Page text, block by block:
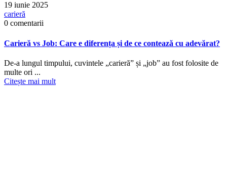
19 iunie 2025
carieră
0 comentarii
Carieră vs Job: Care e diferența și de ce contează cu adevărat?
De-a lungul timpului, cuvintele „carieră” și „job” au fost folosite de
multe ori ...
Citește mai mult